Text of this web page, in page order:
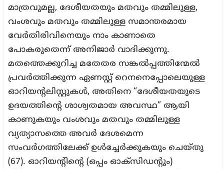
മാത്രവുമല്ല, ദേശീയതയും മതവും തമ്മിലുള്ള,
വംശവും മതവും തമ്മിലുള്ള സമാന്തരമായ
വേർതിരിവിനെയും നാം കാണാതെ
പോകരുതെന്ന് അനിജാർ വാദിക്കുന്നു.
മതത്തെക്കുറിച്ച മതേതര സങ്കൽപ്പത്തിന്മേൽ
പ്രവർത്തിക്കുന്ന ഏണസ്റ്റ് റെനനെപ്പോലെയുള്ള
ഓറിയന്റലിസ്റ്റുകൾ, അതിനെ “ദേശീയതയുടെ
ഉദയത്തിന്റെ ശാശ്വതമായ അവസ്ഥ” ആയി
കാണുകയും വംശവും മതവും തമ്മിലുള്ള
വ്യത്യാസത്തെ അവർ ദേശമെന്ന
സംവർഗത്തിലേക്ക് ഉൾച്ചേർക്കുകയും ചെയ്തു
(67). ഓറിയന്റിന്റെ (ഒപ്പം ഓക്സിഡന്റും)